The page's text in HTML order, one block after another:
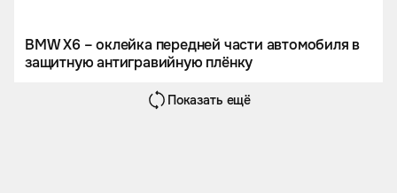
BMW X6 – оклейка передней части автомобиля в
защитную антигравийную плёнку
Показать ещё